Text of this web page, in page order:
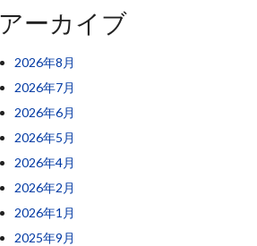
アーカイブ
2026年8月
2026年7月
2026年6月
2026年5月
2026年4月
2026年2月
2026年1月
2025年9月